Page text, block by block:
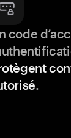
code
.